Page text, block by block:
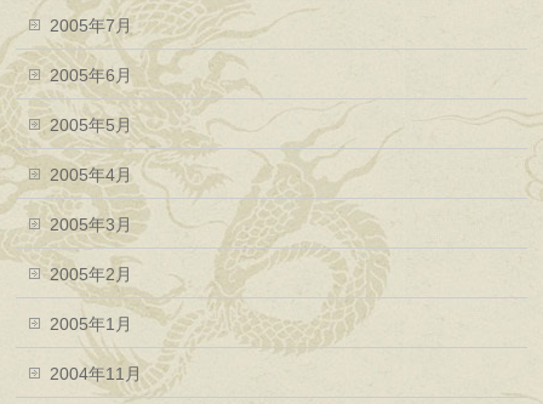
2005年7月
2005年6月
2005年5月
2005年4月
2005年3月
2005年2月
2005年1月
2004年11月